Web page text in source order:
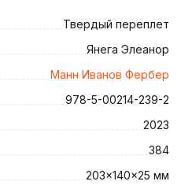
Твердый переплет
Янега Элеанор
Манн Иванов Фербер
978-5-00214-239-2
2023
384
203x140x25 мм